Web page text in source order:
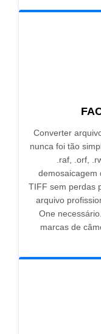
Converter
nunca foi tão
.raf, .orf,
demosaicagem
TIFF sem perdas
arquivo
One
marcas de